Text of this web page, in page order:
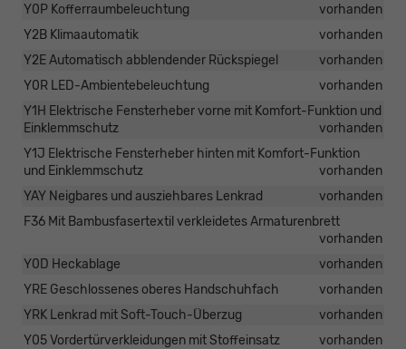
Y0P Kofferraumbeleuchtung
vorhanden
Y2B Klimaautomatik
vorhanden
Y2E Automatisch abblendender Rückspiegel
vorhanden
Y0R LED-Ambientebeleuchtung
vorhanden
Y1H Elektrische Fensterheber vorne mit Komfort-Funktion und
Einklemmschutz
vorhanden
Y1J Elektrische Fensterheber hinten mit Komfort-Funktion
und Einklemmschutz
vorhanden
YAY Neigbares und ausziehbares Lenkrad
vorhanden
F36 Mit Bambusfasertextil verkleidetes Armaturenbrett
vorhanden
Y0D Heckablage
vorhanden
YRE Geschlossenes oberes Handschuhfach
vorhanden
YRK Lenkrad mit Soft-Touch-Überzug
vorhanden
Y05 Vordertürverkleidungen mit Stoffeinsatz
vorhanden